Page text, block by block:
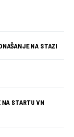
NA STAZI
STARTU VN